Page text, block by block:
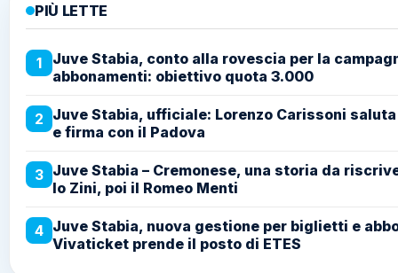
PIÙ LETTE
1
Juve Stabia, conto alla rovescia per la
abbonamenti: obiettivo quota 3.000
2 Juve Stabia, ufficiale: Lorenzo Carissoni saluta
e firma con il Padova
3 Juve Stabia – Cremonese, una storia da
lo Zini, poi il Romeo Menti
4 Juve Stabia, nuova gestione per biglietti e
Vivaticket prende il posto di ETES